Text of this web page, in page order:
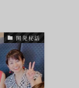
開発秘話